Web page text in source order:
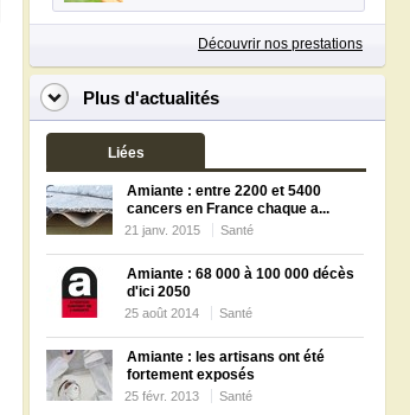
Découvrir nos prestations
Plus d'actualités
Liées
Amiante : entre 2200 et 5400
cancers en France chaque a...
21 janv. 2015 Santé
Amiante : 68 000 à 100 000 décès
d'ici 2050
25 août 2014 Santé
Amiante : les artisans ont été
fortement exposés
25 févr. 2013 Santé